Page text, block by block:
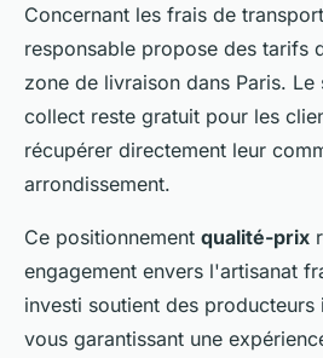
Concernant les frais de
responsable propose des tarifs
zone de livraison dans Paris.
collect reste gratuit pour les
récupérer directement leur
arrondissement.
Ce positionnement qualité-prix
engagement envers l'artisanat
investi soutient des producteurs
vous garantissant une